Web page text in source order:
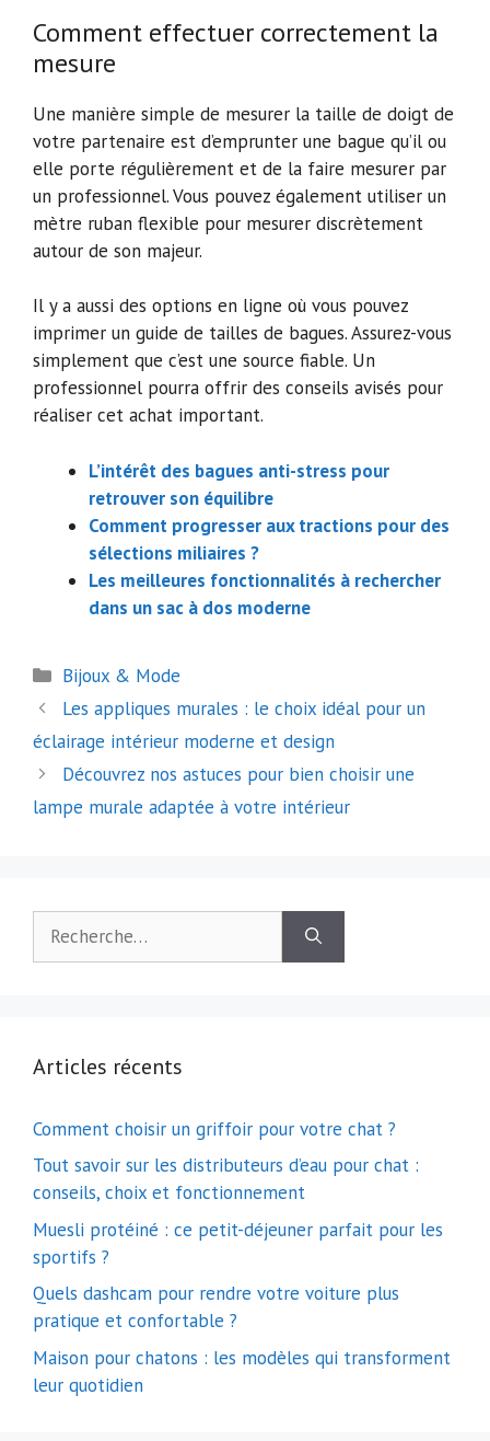
Comment effectuer correctement la
mesure
Une manière simple de mesurer la taille de doigt de
votre partenaire est d’emprunter une bague qu’il ou
elle porte régulièrement et de la faire mesurer par
un professionnel. Vous pouvez également utiliser un
mètre ruban flexible pour mesurer discrètement
autour de son majeur.
Il y a aussi des options en ligne où vous pouvez
imprimer un guide de tailles de bagues. Assurez-vous
simplement que c’est une source fiable. Un
professionnel pourra offrir des conseils avisés pour
réaliser cet achat important.
L’intérêt des bagues anti-stress pour
retrouver son équilibre
Comment progresser aux tractions pour des
sélections miliaires ?
Les meilleures fonctionnalités à rechercher
dans un sac à dos moderne
Catégories
Bijoux & Mode
Navigation
des
articles
Les appliques murales : le choix idéal pour un
éclairage intérieur moderne et design
Découvrez nos astuces pour bien choisir une
lampe murale adaptée à votre intérieur
Articles récents
Comment choisir un griffoir pour votre chat ?
Tout savoir sur les distributeurs d’eau pour chat :
conseils, choix et fonctionnement
Muesli protéiné : ce petit-déjeuner parfait pour les
sportifs ?
Quels dashcam pour rendre votre voiture plus
pratique et confortable ?
Maison pour chatons : les modèles qui transforment
leur quotidien